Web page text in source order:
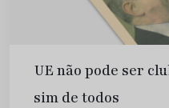
UE não pode ser
sim de todos